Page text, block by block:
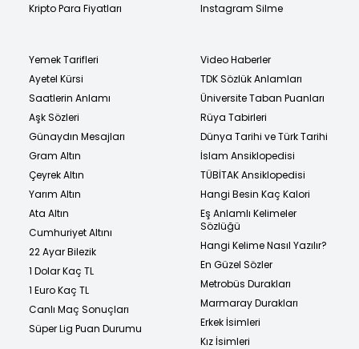
Kripto Para Fiyatları
Instagram Silme
Yemek Tarifleri
Ayetel Kürsi
Saatlerin Anlamı
Aşk Sözleri
Günaydın Mesajları
Gram Altın
Çeyrek Altın
Yarım Altın
Ata Altın
Cumhuriyet Altını
22 Ayar Bilezik
1 Dolar Kaç TL
1 Euro Kaç TL
Canlı Maç Sonuçları
Süper Lig Puan Durumu
Video Haberler
TDK Sözlük Anlamları
Üniversite Taban Puanları
Rüya Tabirleri
Dünya Tarihi ve Türk Tarihi
İslam Ansiklopedisi
TÜBİTAK Ansiklopedisi
Hangi Besin Kaç Kalori
Eş Anlamlı Kelimeler
Sözlüğü
Hangi Kelime Nasıl Yazılır?
En Güzel Sözler
Metrobüs Durakları
Marmaray Durakları
Erkek İsimleri
Kız İsimleri